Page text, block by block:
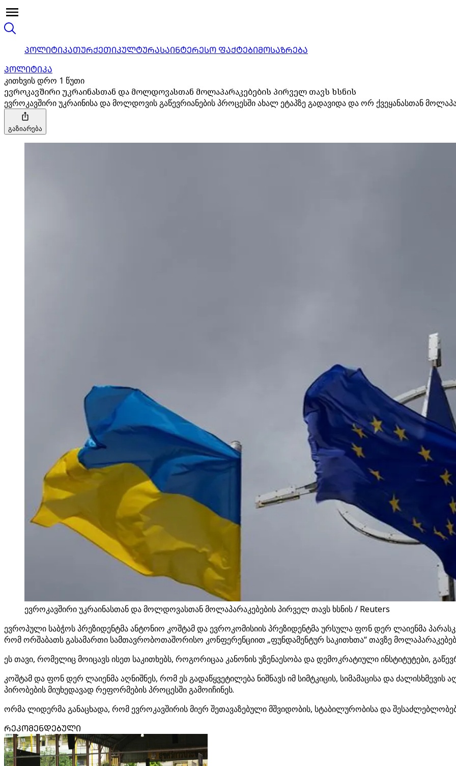
ᲞᲝᲚᲘᲢᲘᲙᲐᲗᲣᲠᲥᲔᲗᲘᲙᲣᲚᲢᲣᲠᲐᲡᲐᲘᲜᲢᲔᲠᲔᲡᲝ ᲤᲐᲥᲢᲔᲑᲘᲛᲝᲡᲐᲖᲠᲔᲑᲐ
ᲞᲝᲚᲘᲢᲘᲙᲐ
კითხვის დრო 1 წუთი
ევროკავშირი უკრაინასთან და მოლდოვასთან მოლაპარაკებების პირველ თავს ხსნის
ევროკავშირი უკრაინისა და მოლდოვის გაწევრიანების პროცესში ახალ ეტაპზე გადავიდა და ორ ქვეყანასთან
გაზიარება
ევროკავშირი უკრაინასთან და მოლდოვასთან მოლაპარაკებების პირველ თავს ხსნის / Reuters
ევროპული საბჭოს პრეზიდენტმა ანტონიო კოშტამ და ევროკომისიის პრეზიდენტმა ურსულა ფონ დერ ლაიენმა
რომ ორშაბათს გასამართი სამთავრობოთაშორისო კონფერენციით „ფუნდამენტურ საკითხთა“ თავზე
ეს თავი, რომელიც მოიცავს ისეთ საკითხებს, როგორიცაა კანონის უზენაესობა და დემოკრატიული ინსტიტუტები,
კოშტამ და ფონ დერ ლაიენმა აღნიშნეს, რომ ეს გადაწყვეტილება ნიშნავს იმ სიმტკიცის, სიმამაცისა და
პირობების მიუხედავად რეფორმების პროცესში გამოიჩინეს.
ორმა ლიდერმა განაცხადა, რომ ევროკავშირის მიერ შეთავაზებული მშვიდობის, სტაბილურობისა და
ᲠᲔᲙᲝᲛᲔᲜᲓᲔᲑᲣᲚᲘ